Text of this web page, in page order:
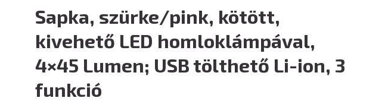
Sapka, szürke/pink, kötött,
kivehető LED homloklámpával,
4×45 Lumen; USB tölthető Li-ion, 3
funkció